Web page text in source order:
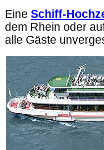
Eine Schiff-
dem Rhein oder
alle Gäste